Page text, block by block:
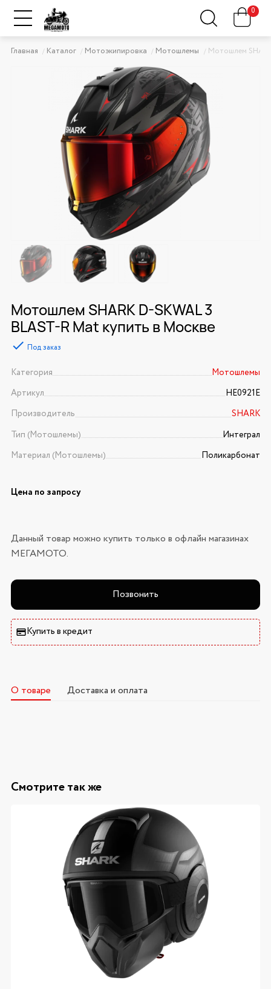
0
Главная Каталог Мотоэкипировка Мотошлемы Мотошлем
Мотошлем SHARK D-SKWAL 3
BLAST-R Mat купить в Москве
Под заказ
Категория
Мотошлемы
Артикул
HE0921E
Производитель
SHARK
Тип (Мотошлемы)
Интеграл
Материал (Мотошлемы)
Поликарбонат
Цена по запросу
Данный товар можно купить только в офлайн магазинах
МЕГАМОТО.
Позвонить
Купить в кредит
О товаре Доставка и оплата
Смотрите так же